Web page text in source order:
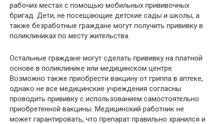
рабочих местах с помощью мобильных прививочных
бригад. Дети, не посещающие детские сады и школы, а
также безработные граждане могут получить прививку в
поликлиниках по месту жительства.
Остальные граждане могут сделать прививку на платной
основе в поликлинике или медицинском центре.
Возможно также приобрести вакцину от гриппа в аптеке,
однако не все медицинские учреждения согласны
проводить прививку с использованием самостоятельно
приобретенной вакцины. Медицинский работник не
может гарантировать, что препарат правильно хранился и